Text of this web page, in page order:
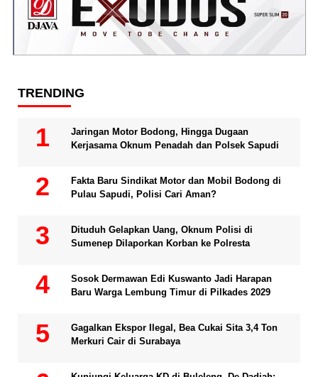
TRENDING
Jaringan Motor Bodong, Hingga Dugaan
Kerjasama Oknum Penadah dan Polsek Sapudi
Fakta Baru Sindikat Motor dan Mobil Bodong di
Pulau Sapudi, Polisi Cari Aman?
Dituduh Gelapkan Uang, Oknum Polisi di
Sumenep Dilaporkan Korban ke Polresta
Sosok Dermawan Edi Kuswanto Jadi Harapan
Baru Warga Lembung Timur di Pilkades 2029
Gagalkan Ekspor Ilegal, Bea Cukai Sita 3,4 Ton
Merkuri Cair di Surabaya